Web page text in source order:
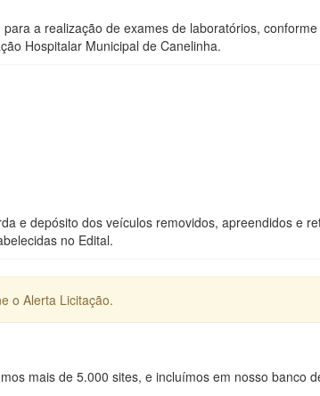
a realização de exames de laboratórios,
Hospitalar Municipal de Canelinha.
e depósito dos veículos removidos, apreendidos e
no Edital.
o Alerta Licitação.
mais de 5.000 sites, e incluímos em nosso banco